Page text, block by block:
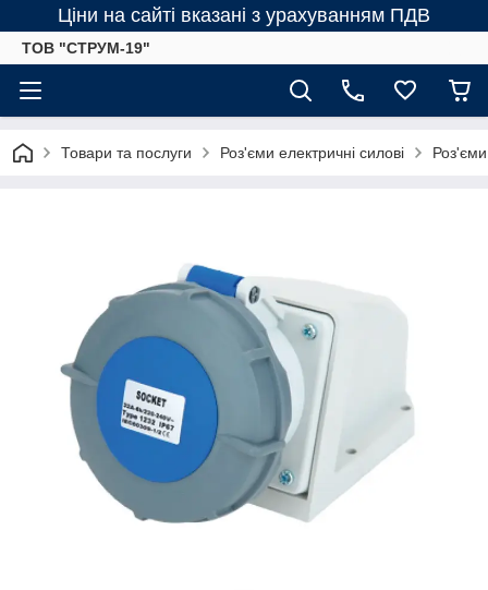
Ціни на сайті вказані з урахуванням ПДВ
ТОВ "СТРУМ-19"
Товари та послуги Роз'єми електричні силові